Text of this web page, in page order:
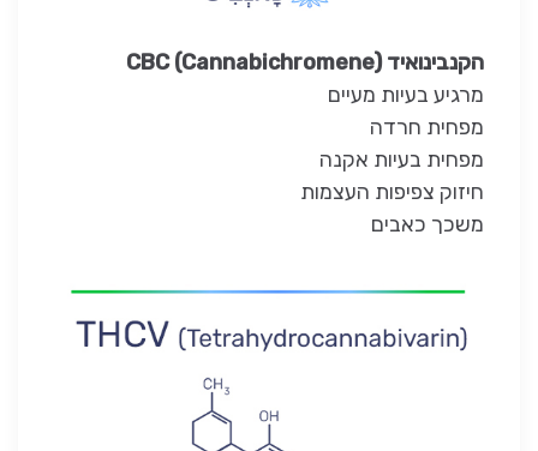
הקנבינואיד CBC (Cannabichromene)
מרגיע בעיות מעיים
מפחית חרדה
מפחית בעיות אקנה
חיזוק צפיפות העצמות
משכך כאבים